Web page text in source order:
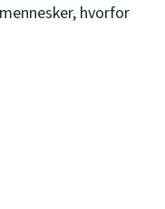
hvorfor